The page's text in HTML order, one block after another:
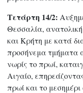
Τετάρτη 14/2:
Θεσσαλία,
και Κρήτη με κατά
προσήνεμα τμήματα
νωρίς το πρωί,
Αιγαίο,
πρωί και το